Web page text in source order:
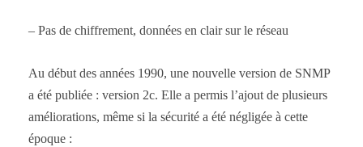
– Pas de chiffrement, données en clair sur le réseau
Au début des années 1990, une nouvelle version de SNMP
a été publiée : version 2c. Elle a permis l’ajout de plusieurs
améliorations, même si la sécurité a été négligée à cette
époque :